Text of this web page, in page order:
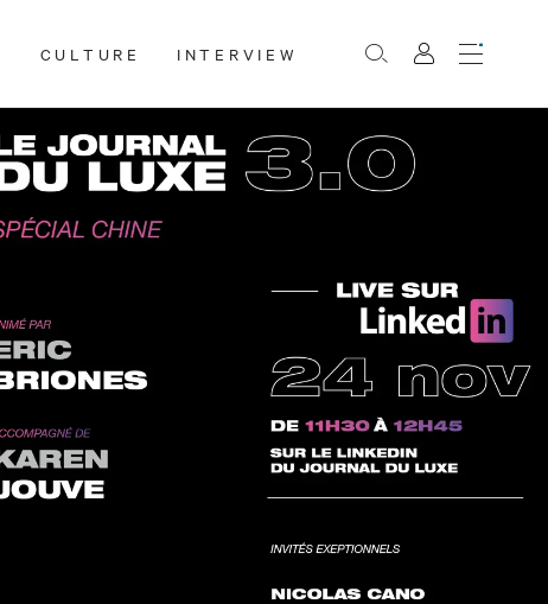
CULTURE INTERVIEW Rechercher
Mon
compte
Menu